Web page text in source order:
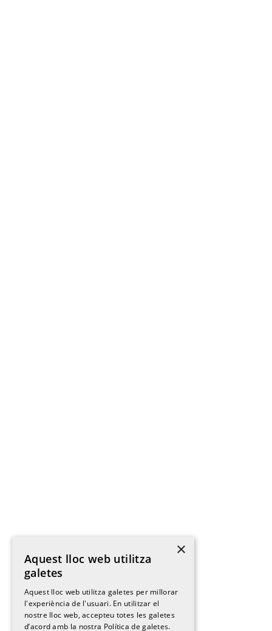
×
Aquest lloc web utilitza
galetes
Aquest lloc web utilitza galetes per millorar
l'experiència de l'usuari. En utilitzar el
nostre lloc web, accepteu totes les galetes
d’acord amb la nostra Política de galetes.